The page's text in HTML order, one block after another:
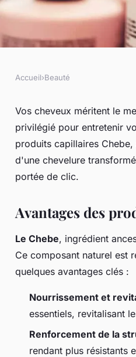
Accueil›Beauté
Vos cheveux méritent le
privilégié pour entretenir
produits capillaires
d'une chevelure
portée de clic.
Avantages des
Le Chebe, ingrédient
Ce composant naturel est
quelques avantages clés :
Nourrissement et
essentiels, revitalisant
Renforcement de la
rendant plus résistants